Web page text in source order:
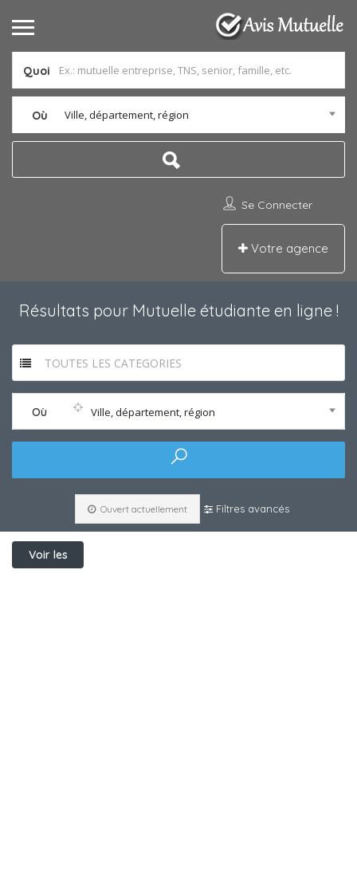
Quoi
Où Ville, département, région
Se Connecter
Votre agence
Résultats pour Mutuelle étudiante en ligne!
TOUTES LES CATEGORIES
Où Ville, département, région
Ouvert actuellement Filtres avancés
Voir les